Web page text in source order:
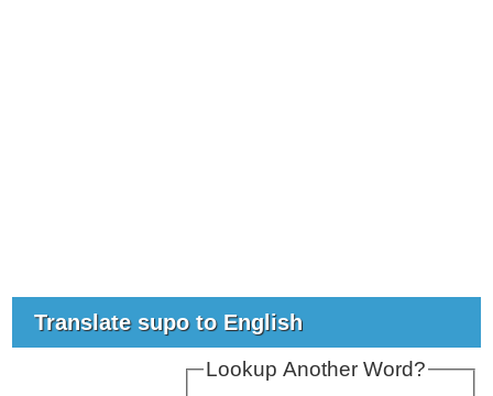
Translate supo to English
Lookup Another Word?